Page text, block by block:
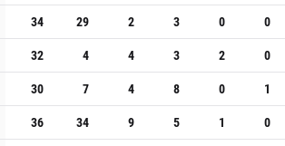
34 29 2 3 0
0
32 4 4 3 2
0
30 7 4 8 0
1
36 34 9 5 1
0